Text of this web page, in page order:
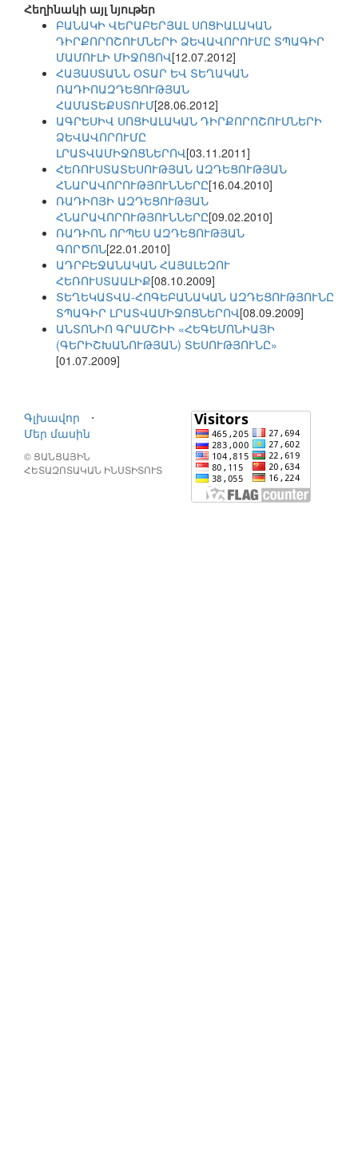
Հեղինակի այլ նյութեր
ԲԱՆԱԿԻ ՎԵՐԱԲԵՐՅԱԼ ՍՈՑԻԱԼԱԿԱՆ
ԴԻՐՔՈՐՈՇՈՒՄՆԵՐԻ ՁԵՎԱՎՈՐՈՒՄԸ ՏՊԱԳԻՐ
ՄԱՄՈՒԼԻ ՄԻՋՈՑՈՎ[12.07.2012]
ՀԱՅԱՍՏԱՆՆ ՕՏԱՐ ԵՎ ՏԵՂԱԿԱՆ
ՌԱԴԻՈԱԶԴԵՑՈՒԹՅԱՆ
ՀԱՄԱՏԵՔՍՏՈՒՄ[28.06.2012]
ԱԳՐԵՍԻՎ ՍՈՑԻԱԼԱԿԱՆ ԴԻՐՔՈՐՈՇՈՒՄՆԵՐԻ
ՁԵՎԱՎՈՐՈՒՄԸ
ԼՐԱՏՎԱՄԻՋՈՑՆԵՐՈՎ[03.11.2011]
ՀԵՌՈՒՍՏԱՏԵՍՈՒԹՅԱՆ ԱԶԴԵՑՈՒԹՅԱՆ
ՀՆԱՐԱՎՈՐՈՒԹՅՈՒՆՆԵՐԸ[16.04.2010]
ՌԱԴԻՈՅԻ ԱԶԴԵՑՈՒԹՅԱՆ
ՀՆԱՐԱՎՈՐՈՒԹՅՈՒՆՆԵՐԸ[09.02.2010]
ՌԱԴԻՈՆ ՈՐՊԵՍ ԱԶԴԵՑՈՒԹՅԱՆ
ԳՈՐԾՈՆ[22.01.2010]
ԱԴՐԲԵՋԱՆԱԿԱՆ ՀԱՅԱԼԵԶՈՒ
ՀԵՌՈՒՍՏԱԱԼԻՔ[08.10.2009]
ՏԵՂԵԿԱՏՎԱ-ՀՈԳԵԲԱՆԱԿԱՆ ԱԶԴԵՑՈՒԹՅՈՒՆԸ
ՏՊԱԳԻՐ ԼՐԱՏՎԱՄԻՋՈՑՆԵՐՈՎ[08.09.2009]
ԱՆՏՈՆԻՈ ԳՐԱՄՇԻԻ «ՀԵԳԵՄՈՆԻԱՅԻ
(ԳԵՐԻՇԽԱՆՈՒԹՅԱՆ) ՏԵՍՈՒԹՅՈՒՆԸ»
[01.07.2009]
Գլխավոր
⋅
Մեր մասին
© ՑԱՆՑԱՅԻՆ
ՀԵՏԱԶՈՏԱԿԱՆ ԻՆՍՏԻՏՈՒՏ